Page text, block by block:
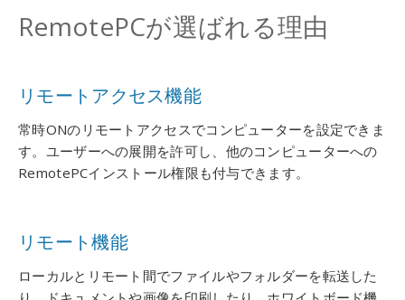
RemotePCが選ばれる理由
リモートアクセス機能
常時ONのリモートアクセスでコンピューターを設定できま
す。ユーザーへの展開を許可し、他のコンピューターへの
RemotePCインストール権限も付与できます。
リモート機能
ローカルとリモート間でファイルやフォルダーを転送した